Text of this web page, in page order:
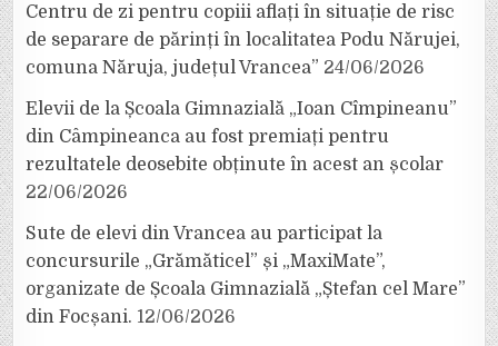
Centru de zi pentru copiii aflați în situație de risc
de separare de părinți în localitatea Podu Nărujei,
comuna Năruja, județul Vrancea” 24/06/2026
Elevii de la Școala Gimnazială „Ioan Cîmpineanu”
din Câmpineanca au fost premiați pentru
rezultatele deosebite obținute în acest an școlar
22/06/2026
Sute de elevi din Vrancea au participat la
concursurile „Grămăticel” și „MaxiMate”,
organizate de Școala Gimnazială „Ștefan cel Mare”
din Focșani. 12/06/2026